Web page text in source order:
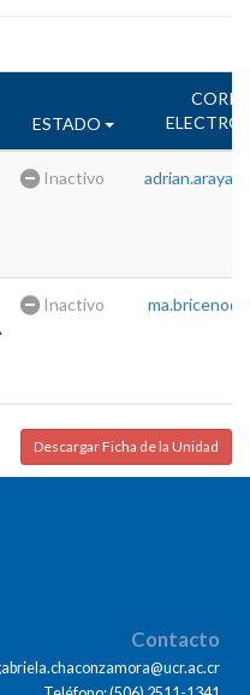
ESTADO
Inactivo
Inactivo
Descargar Ficha de la Unidad
Contacto